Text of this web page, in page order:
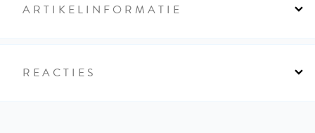
ARTIKELINFORMATIE
REACTIES